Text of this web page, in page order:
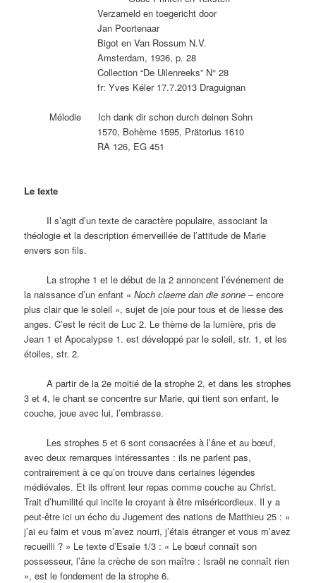
Verzameld en toegericht door
Jan Poortenaar
Bigot en Van Rossum N.V.
Amsterdam, 1936, p. 28
Collection “De Uilenreeks” N° 28
fr: Yves Kéler 17.7.2013 Draguignan
Mélodie Ich dank dir schon durch deinen Sohn
1570, Bohème 1595, Prätorius 1610
RA 126, EG 451
Le texte
Il s’agit d’un texte de caractère populaire, associant la
théologie et la description émerveillée de l’attitude de Marie
envers son fils.
La strophe 1 et le début de la 2 annoncent l’événement de
la naissance d’un enfant «Noch claerre dan die sonne – encore
plus clair que le soleil », sujet de joie pour tous et de liesse des
anges. C’est le récit de Luc 2. Le thème de la lumière, pris de
Jean 1 et Apocalypse 1. est développé par le soleil, str. 1, et les
étoiles, str. 2.
A partir de la 2e moitié de la strophe 2, et dans les strophes
3 et 4, le chant se concentre sur Marie, qui tient son enfant, le
couche, joue avec lui, l’embrasse.
Les strophes 5 et 6 sont consacrées à l’âne et au bœuf,
avec deux remarques intéressantes : ils ne parlent pas,
contrairement à ce qu’on trouve dans certaines légendes
médiévales. Et ils offrent leur repas comme couche au Christ.
Trait d’humilité qui incite le croyant à être miséricordieux. Il y a
peut-être ici un écho du Jugement des nations de Matthieu 25 : «
j’ai eu faim et vous m’avez nourri, j’étais étranger et vous m’avez
recueilli ? » Le texte d’Esaïe 1/3 : « Le bœuf connaît son
possesseur, l’âne la crèche de son maître : Israël ne connaît rien
», est le fondement de la strophe 6.